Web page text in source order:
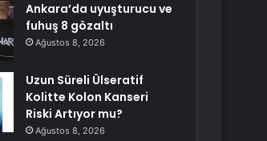
Ankara’da uyuşturucu ve
fuhuş 8 gözaltı
Ağustos 8, 2026
Uzun Süreli Ülseratif
Kolitte Kolon Kanseri
Riski Artıyor mu?
Ağustos 8, 2026